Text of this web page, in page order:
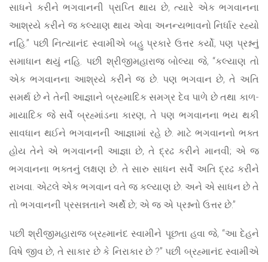
સાધને કરીને ભગવાનની પ્રાપ્તિ થાય છે, ત્યારે એક ભગવાનના
આશ્રયે કરીને જ કલ્યાણ થાય એવા અનન્યભાવનો નિર્ધાર રહ્યો
નહિ.” પછી નિત્યાનંદ સ્વામીએ બહુ પ્રકારે ઉત્તર કર્યો, પણ પ્રશ્નનું
સમાધાન થયું નહિ. પછી શ્રીજીમહારાજ બોલ્યા જે, “કલ્યાણ તો
એક ભગવાનના આશ્રયે કરીને જ છે. પણ ભગવાન છે, તે અતિ
સમર્થ છે ને તેની આજ્ઞાને બ્રહ્માદિક સમગ્ર દેવ પાળે છે તથા કાળ-
માયાદિક જે સર્વે બ્રહ્માંડના કારણ, તે પણ ભગવાનના ભય થકી
સાવધાન થઈને ભગવાનની આજ્ઞામાં રહે છે. માટે ભગવાનનો ભક્ત
હોય તેને એ ભગવાનની આજ્ઞા છે, તે દ્રઢ કરીને માનવી; એ જ
ભગવાનના ભક્તનું લક્ષણ છે. તે સારુ સાધન સર્વે અતિ દ્રઢ કરીને
રાખવા. એટલે એક ભગવાન વતે જ કલ્યાણ છે. અને એ સાધન છે તે
તો ભગવાનની પ્રસન્નતાને અર્થે છે; એ જ એ પ્રશ્નનો ઉત્તર છે.”
પછી શ્રીજીમહારાજ બ્રહ્માનંદ સ્વામીને પૂછતા હવા જે, “આ દેહને
વિષે જીવ છે, તે સાકાર છે કે નિરાકાર છે ?” પછી બ્રહ્માનંદ સ્વામીએ